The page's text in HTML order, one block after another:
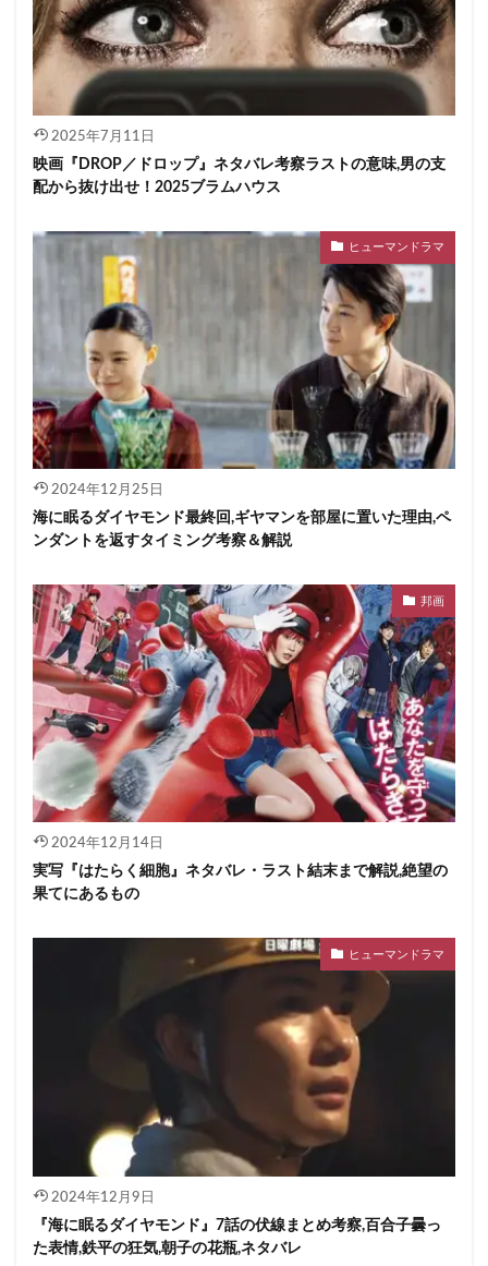
2025年7月11日
映画『DROP／ドロップ』ネタバレ考察ラストの意味,男の支
配から抜け出せ！2025ブラムハウス
ヒューマンドラマ
2024年12月25日
海に眠るダイヤモンド最終回,ギヤマンを部屋に置いた理由,ペ
ンダントを返すタイミング考察＆解説
邦画
2024年12月14日
実写『はたらく細胞』ネタバレ・ラスト結末まで解説,絶望の
果てにあるもの
ヒューマンドラマ
2024年12月9日
『海に眠るダイヤモンド』7話の伏線まとめ考察,百合子曇っ
た表情,鉄平の狂気,朝子の花瓶,ネタバレ